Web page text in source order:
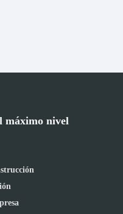
máximo nivel